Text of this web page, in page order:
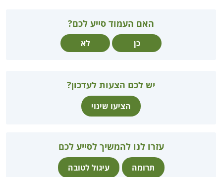
האם העמוד סייע לכם?
כן לא
יש לכם הצעות לעדכון?
הציעו שינוי
עזרו לנו להמשיך לסייע לכם
תרומה עיגול לטובה